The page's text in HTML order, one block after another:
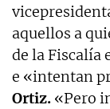
aquellos a
de la Fiscalía
e «intentan
Ortiz. «Pero